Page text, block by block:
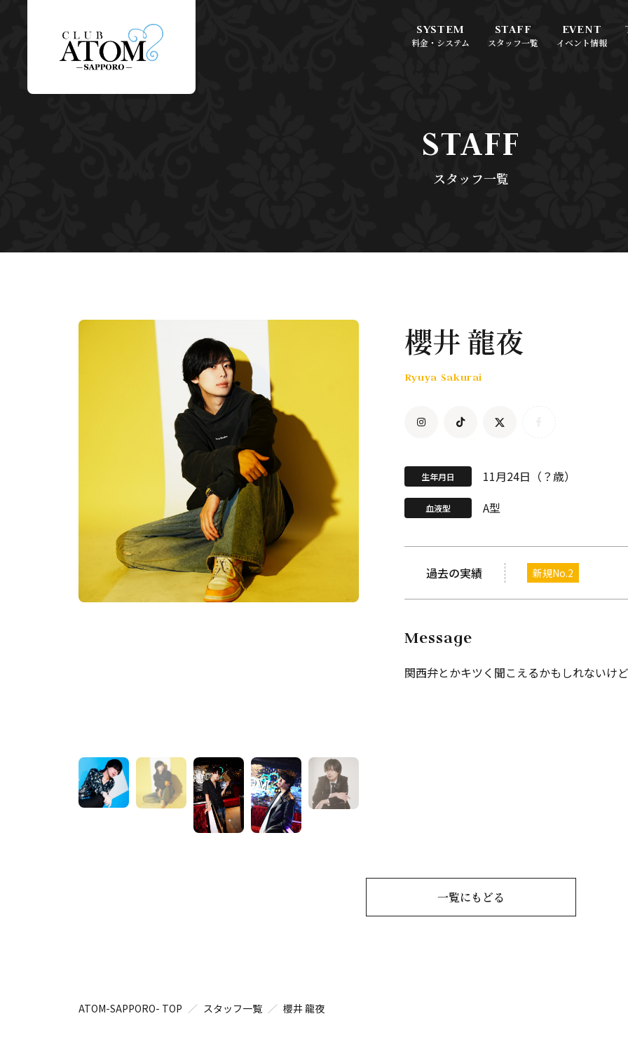
料金・システム スタッフ一覧 イベント情報
STAFF
スタッフ一覧
櫻井 龍夜
Ryuya Sakurai
生年月日 11月24日（？歳）
血液型 A型
過去の実績 新規No.2
Message
関西弁とかキツく聞こえるかもしれないけ
一覧にもどる
ATOM-SAPPORO- TOP スタッフ一覧 櫻井 龍夜